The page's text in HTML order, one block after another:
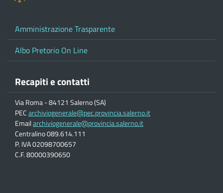
Amministrazione Trasparente
Albo Pretorio On Line
Recapiti e contatti
Via Roma - 84121 Salerno (SA)
PECarchiviogenerale@pec.provincia.salerno.it
Emailarchiviogenerale@provincia.salerno.it
Centralino 089.614.111
P. IVA 02098700657
C.F. 80000390650